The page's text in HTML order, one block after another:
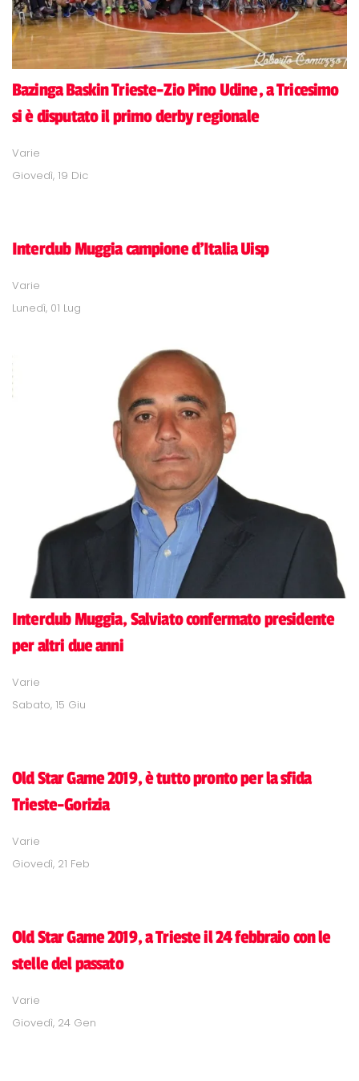
Bazinga Baskin Trieste-Zio Pino Udine, a Tricesimo
si è disputato il primo derby regionale
Varie
Giovedì, 19 Dic
Interclub Muggia campione d'Italia Uisp
Varie
Lunedì, 01 Lug
Interclub Muggia, Salviato confermato presidente
per altri due anni
Varie
Sabato, 15 Giu
Old Star Game 2019, è tutto pronto per la sfida
Trieste-Gorizia
Varie
Giovedì, 21 Feb
Old Star Game 2019, a Trieste il 24 febbraio con le
stelle del passato
Varie
Giovedì, 24 Gen